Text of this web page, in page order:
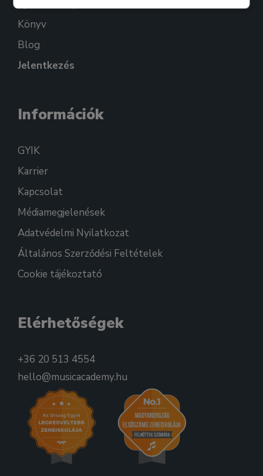
Könyv
Blog
Jelentkezés
Információk
GYIK
Karrier
Kapcsolat
Médiamegjelenések
Adatvédelmi Nyilatkozat
Általános Szerződési Feltételek
Cookie tájékoztató
Elérhetőségek
+36 20 513 4554
hello@musicacademy.hu